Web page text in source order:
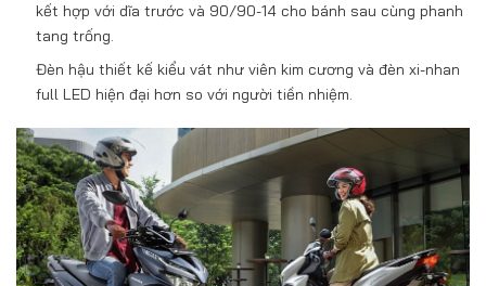
kết hợp với dĩa trước và 90/90-14 cho bánh sau cùng phanh
tang trống.
Đèn hậu thiết kế kiểu vát như viên kim cương và đèn xi-nhan
full LED hiện đại hơn so với người tiền nhiệm.